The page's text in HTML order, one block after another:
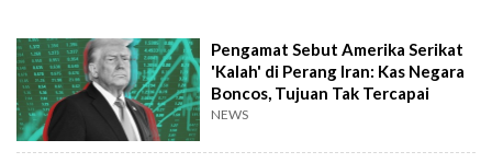
Pengamat Sebut Amerika Serikat
'Kalah' di Perang Iran: Kas Negara
Boncos, Tujuan Tak Tercapai
NEWS